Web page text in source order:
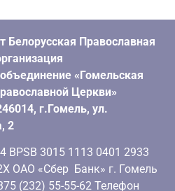
Белорусская Православная
«Гомельская
Церкви»
г.Гомель, ул.
2
BPSB 3015 1113 0401 2933
ОАО «Сбер Банк» г. Гомель
(232) 55-55-62 Телефон